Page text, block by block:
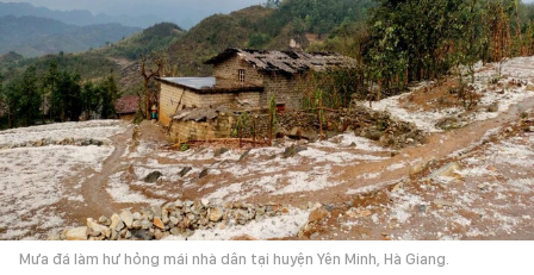
Mưa đá làm hư hỏng mái nhà dân tại huyện Yên Minh, Hà Giang.